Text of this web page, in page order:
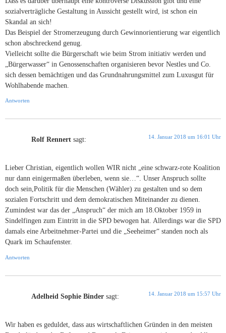
sozialverträgliche Gestaltung in Aussicht gestellt wird, ist schon ein
Skandal an sich!
Das Beispiel der Stromerzeugung durch Gewinnorientierung war eigentlich
schon abschreckend genug.
Vielleicht sollte die Bürgerschaft wie beim Strom initiativ werden und
„Bürgerwasser“ in Genossenschaften organisieren bevor Nestles und Co.
sich dessen bemächtigen und das Grundnahrungsmittel zum Luxusgut für
Wohlhabende machen.
Antworten
Rolf Rennert sagt: 14. Januar 2018 um 16:01 Uhr
Lieber Christian, eigentlich wollen WIR nicht „eine schwarz-rote Koalition
nur dann einigermaßen überleben, wenn sie…“. Unser Anspruch sollte
doch sein,Politik für die Menschen (Wähler) zu gestalten und so dem
sozialen Fortschritt und dem demokratischen Miteinander zu dienen.
Zumindest war das der „Anspruch“ der mich am 18.Oktober 1959 in
Sindelfingen zum Eintritt in die SPD bewogen hat. Allerdings war die SPD
damals eine Arbeitnehmer-Partei und die „Seeheimer“ standen noch als
Quark im Schaufenster.
Antworten
Adelheid Sophie Binder sagt: 14. Januar 2018 um 15:57 Uhr
Wir haben es geduldet, dass aus wirtschaftlichen Gründen in den meisten